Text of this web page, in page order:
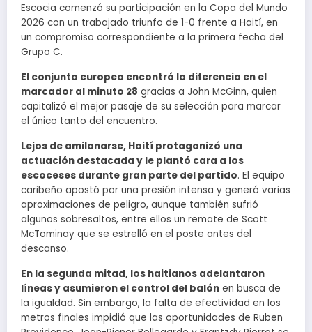
Escocia comenzó su participación en la Copa del Mundo
2026 con un trabajado triunfo de 1-0 frente a Haití, en
un compromiso correspondiente a la primera fecha del
Grupo C.
El conjunto europeo encontró la diferencia en el
marcador al minuto 28 gracias a John McGinn, quien
capitalizó el mejor pasaje de su selección para marcar
el único tanto del encuentro.
Lejos de amilanarse, Haití protagonizó una
actuación destacada y le plantó cara a los
escoceses durante gran parte del partido. El equipo
caribeño apostó por una presión intensa y generó varias
aproximaciones de peligro, aunque también sufrió
algunos sobresaltos, entre ellos un remate de Scott
McTominay que se estrelló en el poste antes del
descanso.
En la segunda mitad, los haitianos adelantaron
líneas y asumieron el control del balón en busca de
la igualdad. Sin embargo, la falta de efectividad en los
metros finales impidió que las oportunidades de Ruben